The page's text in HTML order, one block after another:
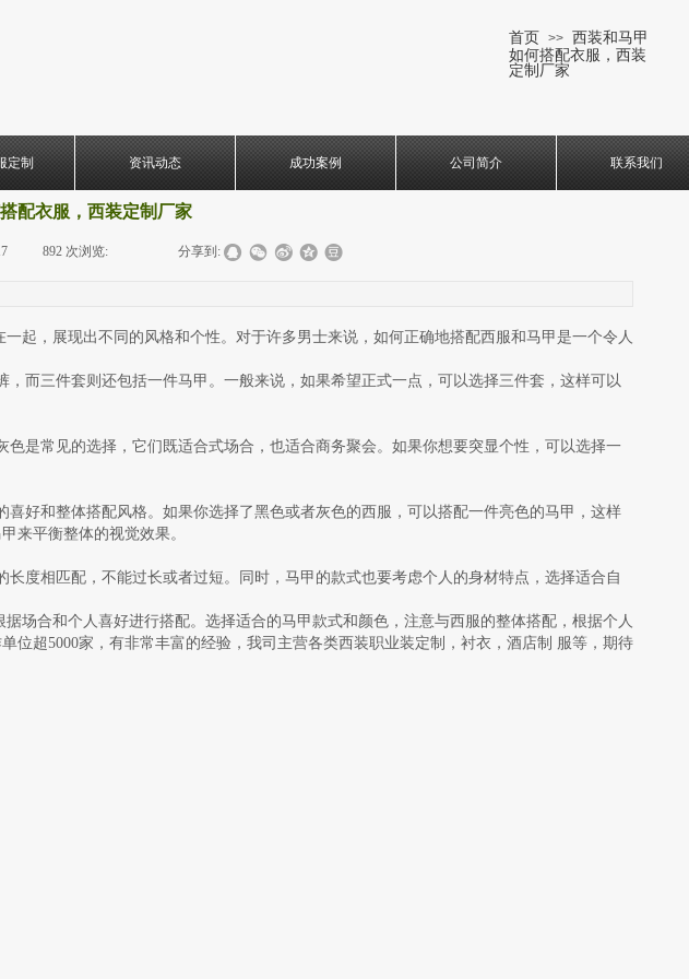
首页 >> 西装和马甲
如何搭配衣服，西装
定制厂家
定制 资讯动态 成功案例 公司简介 联系我们
配衣服，西装定制厂家
892 次浏览: 分享到:
，展现出不同的风格和个性。对于许多男士来说，如何正确地搭配西服和马甲是一个令人
而三件套则还包括一件马甲。一般来说，如果希望正式一点，可以选择三件套，这样可以
是常见的选择，它们既适合式场合，也适合商务聚会。如果你想要突显个性，可以选择一
好和整体搭配风格。如果你选择了黑色或者灰色的西服，可以搭配一件亮色的马甲，这样
来平衡整体的视觉效果。
度相匹配，不能过长或者过短。同时，马甲的款式也要考虑个人的身材特点，选择适合自
合和个人喜好进行搭配。选择适合的马甲款式和颜色，注意与西服的整体搭配，根据个人
位超5000家，有非常丰富的经验，我司主营各类西装职业装定制，衬衣，酒店制 服等，期待